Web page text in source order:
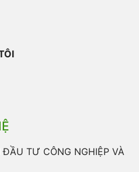
TƯ CÔNG NGHIỆP VÀ